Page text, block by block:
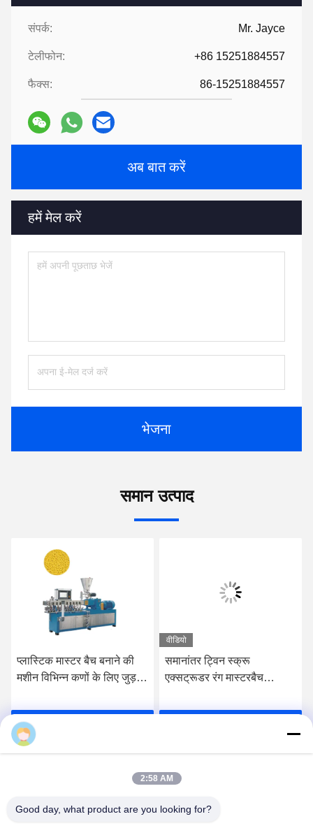
2:58 AM
Good day, what product are you looking for?